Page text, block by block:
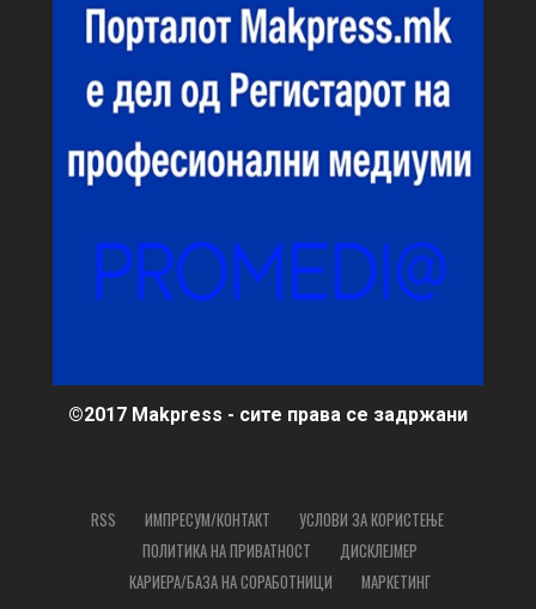
©2017 Makpress - сите права се задржани
RSS ИМПРЕСУМ/КОНТАКТ
УСЛОВИ ЗА КОРИСТЕЊЕ
ПОЛИТИКА НА ПРИВАТНОСТ
ДИСКЛЕЈМЕР
КАРИЕРА/БАЗА НА СОРАБОТНИЦИ
МАРКЕТИНГ